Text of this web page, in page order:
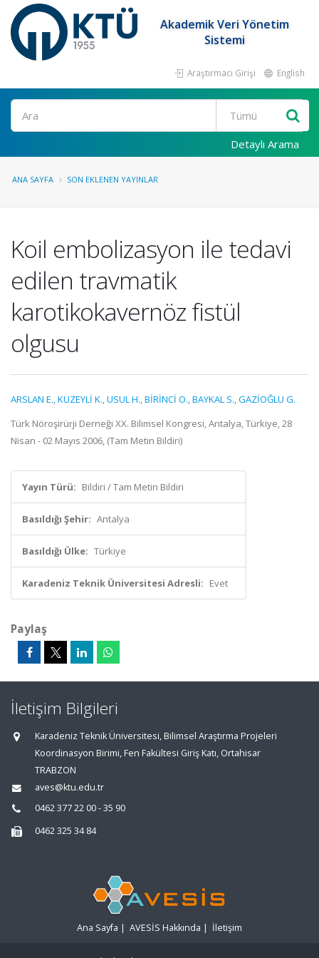
Akademik Veri Yönetim
Sistemi
Araştırmacı Girişi English
Ara
Detaylı Arama
ANA SAYFA SON EKLENEN YAYINLAR
Koil embolizasyon ile tedavi
edilen travmatik
karotikokavernöz fistül
olgusu
ARSLAN E.,KUZEYLİ K.,USUL H.,BİRİNCİ O.,BAYKAL S.,GAZİOĞLU G.
Türk Nöroşirürji Derneği XX. Bilimsel Kongresi, Antalya, Türkiye, 28
Nisan - 02 Mayıs 2006, (Tam Metin Bildiri)
Yayın Türü: Bildiri / Tam Metin Bildiri
Basıldığı Şehir: Antalya
Basıldığı Ülke: Türkiye
Karadeniz Teknik Üniversitesi Adresli: Evet
Paylaş
İletişim Bilgileri
Karadeniz Teknik Üniversitesi, Bilimsel Araştırma Projeleri
Koordinasyon Birimi, Fen Fakültesi Giriş Katı, Ortahisar
TRABZON
aves@ktu.edu.tr
0462 377 22 00 - 35 90
0462 325 34 84
Ana Sayfa | AVESİS Hakkında | İletişim